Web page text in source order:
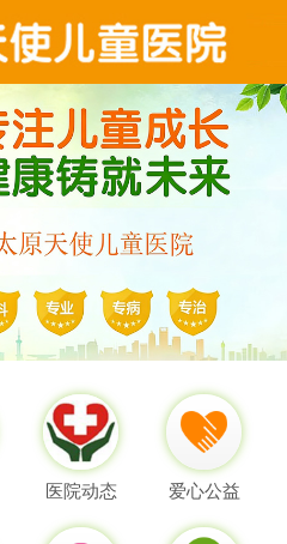
医院动态 爱心公益